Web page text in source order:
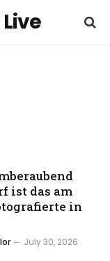
ist das am
in
July 30, 2026